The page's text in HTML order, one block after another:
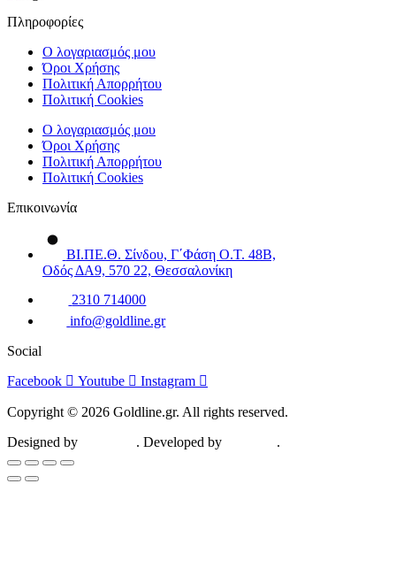
Πληροφορίες
Ο λογαριασμός μου
Όροι Χρήσης
Πολιτική Απορρήτου
Πολιτική Cookies
Ο λογαριασμός μου
Όροι Χρήσης
Πολιτική Απορρήτου
Πολιτική Cookies
Επικοινωνία
ΒΙ.ΠΕ.Θ. Σίνδου, Γ΄Φάση Ο.Τ. 48Β,
Οδός ΔΑ9, 570 22, Θεσσαλονίκη
2310 714000
info@goldline.gr
Social
Facebook Youtube Instagram
Copyright © 2026 Goldline.gr. All rights reserved.
Designed by
. Developed by .